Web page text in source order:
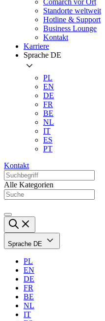
Comarch vor Ort
Standorte weltweit
Hotline & Support
Business Lounge
Kontakt
Karriere
Sprache DE
PL
EN
DE
FR
BE
NL
IT
ES
PT
Kontakt
Alle Kategorien
Sprache DE
PL
EN
DE
FR
BE
NL
IT